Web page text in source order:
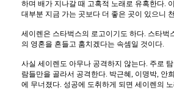
하며 배가 지나갈 때 고혹적 노래로 유혹한다.
대부분 지금 가는 곳보다 더 좋은 곳이 있으니
세이렌은 스타벅스의 로고이기도 하다. 스타
의 영혼을 흔들고 훔치겠다는 속셈일 것이다.
사실 세이렌도 아무나 공격하지 않는다. 주로
람들만을 골라서 공격한다. 박근혜, 이명박, 안
에 무너졌다. 성공에 도취하게 되면 세이렌의